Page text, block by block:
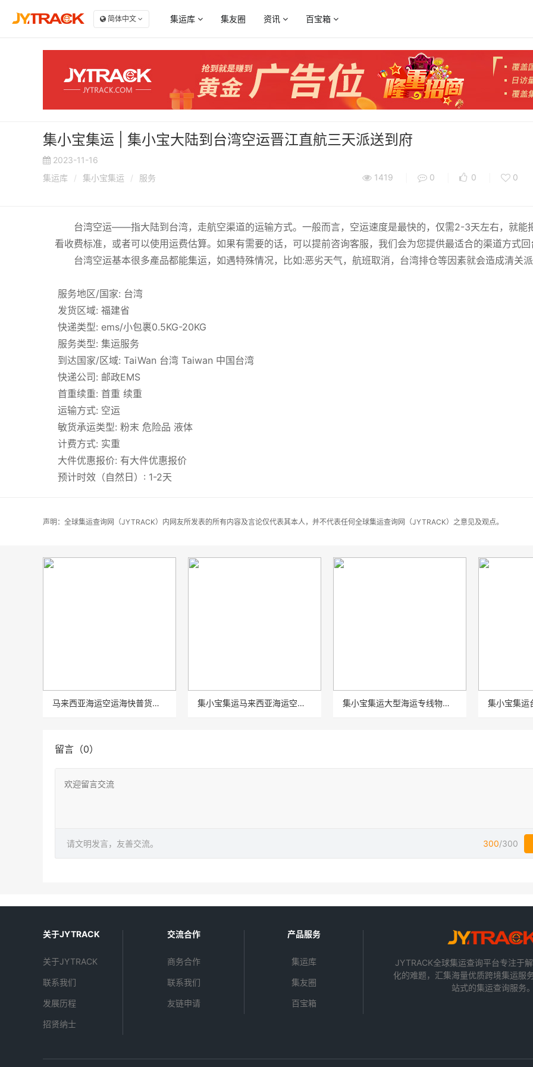
简体中文 集运库
服务商大全
集友圈 资讯
商家资讯
集运头条
自取点公告
百宝箱
世界各地时间查询
汇率转换查询
集小宝集运 | 集小宝大陆到台湾空运晋江直航三天派送到府
2023-11-16
集运库
/ 集小宝集运 / 服务 1419 0 0 0
台湾空运——指大陆到台湾，走航空渠道的运输方式。一般而言，空运速度是最快的，仅需2-3天左右，就能
看收费标准，或者可以使用运费估算。如果有需要的话，可以提前咨询客服，我们会为您提供最适合的渠道方式回
台湾空运基本很多產品都能集运，如遇特殊情况，比如:恶劣天气，航班取消，台湾排仓等因素就会造成清关
服务地区/国家: 台湾
发货区域: 福建省
快递类型: ems/小包裹0.5KG-20KG
服务类型: 集运服务
到达国家/区域: TaiWan 台湾 Taiwan 中国台湾
快递公司: 邮政EMS
首重续重: 首重 续重
运输方式: 空运
敏货承运类型: 粉末 危险品 液体
计费方式: 实重
大件优惠报价: 有大件优惠报价
预计时效（自然日）: 1-2天
声明：全球集运查询网（JYTRACK）内网友所发表的所有内容及言论仅代表其本人，并不代表任何全球集运查询网（JYTRACK）之意见及观点。
马来西亚海运空运海快普货特货家具家私衣服 集小宝集运马来西亚海运空运海快普货特货家私神州公主平安到家 集小宝集运大型海运专线物流傢俱国际物流集货快递臺湾海运仓
留言（0）
请文明发言，友善交流。 300/300
关于JYTRACK
关于JYTRACK
联系我们
发展历程
招贤纳士
交流合作
商务合作
联系我们
友链申请
产品服务
集运库
集友圈
百宝箱
JYTRACK全球集运查询平台专注于
化的难题，汇集海量优质跨境集运服
站式的集运查询服务